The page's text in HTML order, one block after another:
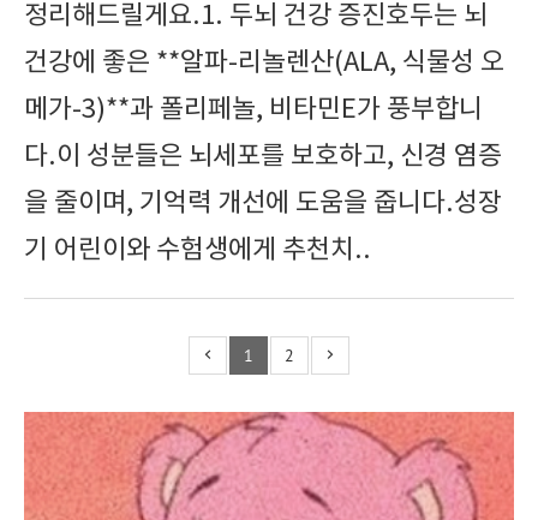
정리해드릴게요.1. 두뇌 건강 증진호두는 뇌
건강에 좋은 **알파-리놀렌산(ALA, 식물성 오
메가-3)**과 폴리페놀, 비타민E가 풍부합니
다.이 성분들은 뇌세포를 보호하고, 신경 염증
을 줄이며, 기억력 개선에 도움을 줍니다.성장
기 어린이와 수험생에게 추천치..
1 2